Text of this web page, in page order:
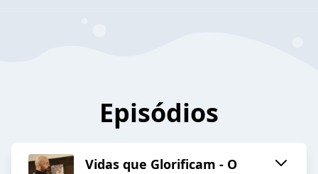
Episódios
Vidas que Glorificam - O